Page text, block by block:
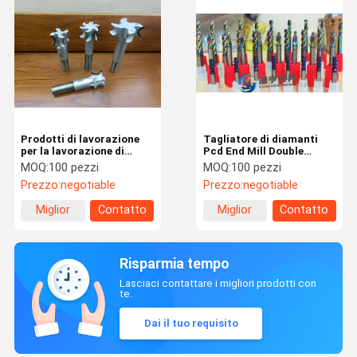
Prodotti di lavorazione
per la lavorazione di
pezzi di metallo non
ferroso
MOQ:100 pezzi
Prezzo:negotiable
Miglior
Contatto
Tagliatore di diamanti
Pcd End Mill Double
Veneer Highlight Plate
Cutting and Slotting
Massoneria Taglio a
MOQ:100 pezzi
Prezzo:negotiable
Miglior
Contatto
Risparmia tempo
Lasciaci contattare i migliori prodotti con
te.
Dai il tuo requisito